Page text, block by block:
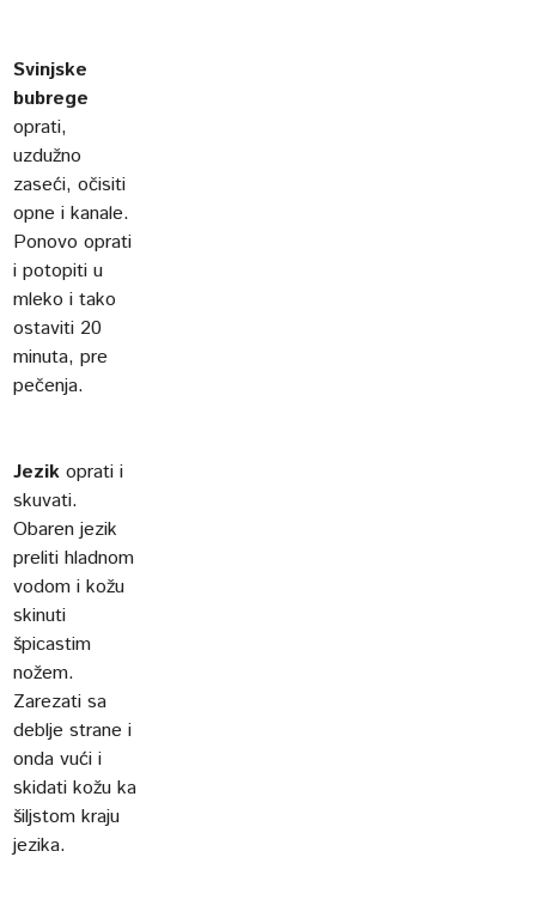
Svinjske
bubrege
oprati,
uzdužno
zaseći, očisiti
opne i kanale.
Ponovo oprati
i potopiti u
mleko i tako
ostaviti 20
minuta, pre
pečenja.
Jezik oprati i
skuvati.
Obaren jezik
preliti hladnom
vodom i kožu
skinuti
špicastim
nožem.
Zarezati sa
deblje strane i
onda vući i
skidati kožu ka
šiljstom kraju
jezika.